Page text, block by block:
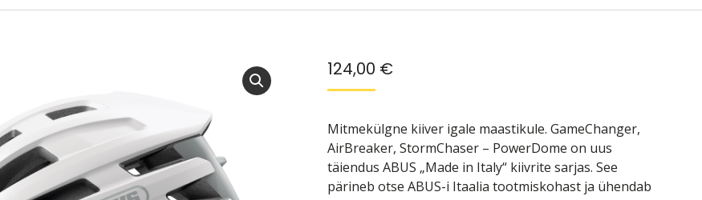
124,00 €
Mitmekülgne kiiver igale maastikule. GameChanger,
AirBreaker, StormChaser – PowerDome on uus
täiendus ABUS „Made in Italy“ kiivrite sarjas. See
pärineb otse ABUS-i Itaalia tootmiskohast ja ühendab